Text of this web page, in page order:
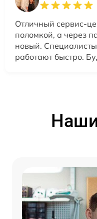
Отличный сервис-
поломкой, а через
новый.
работают быстро.